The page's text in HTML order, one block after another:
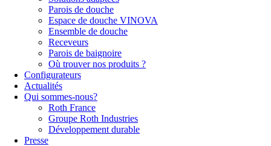
Parois de douche
Espace de douche VINOVA
Ensemble de douche
Receveurs
Parois de baignoire
Où trouver nos produits ?
Configurateurs
Actualités
Qui sommes-nous?
Roth France
Groupe Roth Industries
Développement durable
Presse